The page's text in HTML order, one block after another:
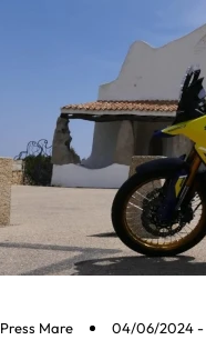
Press Mare 04/06/2024 -